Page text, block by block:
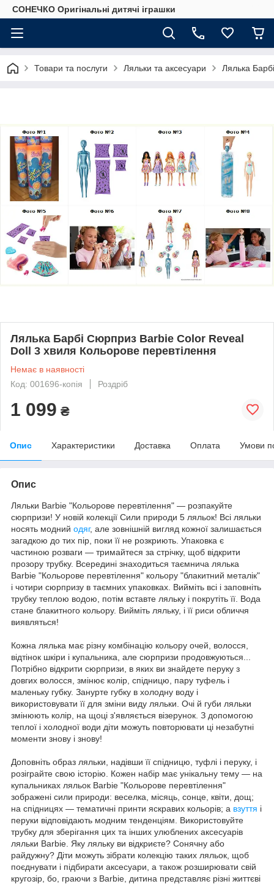
СОНЕЧКО Оригінальні дитячі іграшки
Товари та послуги Ляльки та аксесуари Лялька
Лялька Барбі Сюрприз Barbie Color Reveal
Doll 3 хвиля Кольорове перевтілення
Немає в наявності
Код: 001696-копія
Роздріб
1 099 ₴
Опис Характеристики Доставка Оплата Умови
Опис
Ляльки Barbіe "Кольорове перевтілення" — розпакуйте
сюрпризи! У новій колекції Сили природи 5 ляльок! Всі ляльки
носять модний одяг, але зовнішній вигляд кожної залишається
загадкою до тих пір, поки її не розкриють. Упаковка є
частиною розваги — тримайтеся за стрічку, щоб відкрити
прозору трубку. Всередині знаходиться таємнича лялька
Barbie "Кольорове перевтілення" кольору "блакитний металік"
і чотири сюрпризу в таємних упаковках. Вийміть всі і заповніть
трубку теплою водою, потім вставте ляльку і покрутіть її. Вода
стане блакитного кольору. Вийміть ляльку, і її риси обличчя
виявляться!
Кожна лялька має різну комбінацію кольору очей, волосся,
відтінок шкіри і купальника, але сюрпризи продовжуються...
Потрібно відкрити сюрпризи, в яких ви знайдете перуку з
довгих волосся, змінює колір, спідницю, пару туфель і
маленьку губку. Занурте губку в холодну воду і
використовувати її для зміни виду ляльки. Очі й губи ляльки
змінюють колір, на щоці з'являється візерунок. З допомогою
теплої і холодної води діти можуть повторювати ці незабутні
моменти знову і знову!
Доповніть образ ляльки, надівши її спідницю, туфлі і перуку, і
розіграйте свою історію. Кожен набір має унікальну тему — на
купальниках ляльок Barbie "Кольорове перевтілення"
зображені сили природи: веселка, місяць, сонце, квіти, дощ;
на спідницях — тематичні принти яскравих кольорів; а взуття і
перуки відповідають модним тенденціям. Використовуйте
трубку для зберігання цих та інших улюблених аксесуарів
ляльки Barbie. Яку ляльку ви відкриєте? Сонячну або
райдужну? Діти можуть зібрати колекцію таких ляльок, щоб
поєднувати і підбирати аксесуари, а також розширювати свій
кругозір, бо, граючи з Barbie, дитина представляє різні життєві